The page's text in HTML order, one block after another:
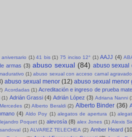
aniversario (1) 41 bis (1) 75 inciso 12° (1) AAJJ (4)
armas (3) abuso sexual (84) abuso sexual
(1) abuso sexual con acceso carnal
abuso sexual menor (12) abuso sexual menor
Acordadas (1) Acreditación e ingreso de prueba
(1) Adrián Grassi (4) Adrián López (3) Adriana Nanni
(2) Alberto Beraldi (2) Alberto Binder (36)
(4) Aldo Poy (1) alegatos de apertura (1)
Poquet (1) alevosía (8) alex Jones (1) Alexis
(1) ALVAREZ TELECHEA (2) Amber Heard